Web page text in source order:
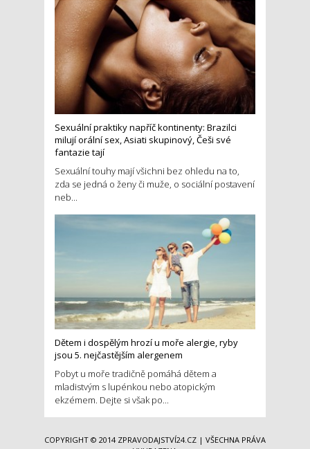
Sexuální praktiky napříč kontinenty: Brazilci
milují orální sex, Asiati skupinový, Češi své
fantazie tají
Sexuální touhy mají všichni bez ohledu na to,
zda se jedná o ženy či muže, o sociální postavení
neb...
Dětem i dospělým hrozí u moře alergie, ryby
jsou 5. nejčastějším alergenem
Pobyt u moře tradičně pomáhá dětem a
mladistvým s lupénkou nebo atopickým
ekzémem. Dejte si však po...
COPYRIGHT © 2014 ZPRAVODAJSTVÍ24.CZ | VŠECHNA PRÁVA